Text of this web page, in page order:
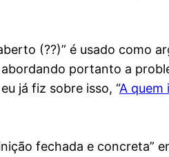
(??)” é usado como
portanto a
já fiz sobre isso, “A quem
fechada e concreta”